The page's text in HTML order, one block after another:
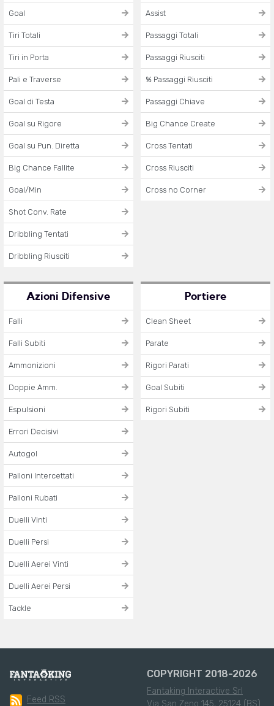
Goal
Tiri Totali
Tiri in Porta
Pali e Traverse
Goal di Testa
Goal su Rigore
Goal su Pun. Diretta
Big Chance Fallite
Goal/Min
Shot Conv. Rate
Dribbling Tentati
Dribbling Riusciti
Assist
Passaggi Totali
Passaggi Riusciti
% Passaggi Riusciti
Passaggi Chiave
Big Chance Create
Cross Tentati
Cross Riusciti
Cross no Corner
Azioni Difensive
Falli
Falli Subiti
Ammonizioni
Doppie Amm.
Espulsioni
Errori Decisivi
Autogol
Palloni Intercettati
Palloni Rubati
Duelli Vinti
Duelli Persi
Duelli Aerei Vinti
Duelli Aerei Persi
Tackle
Portiere
Clean Sheet
Parate
Rigori Parati
Goal Subiti
Rigori Subiti
Feed RSS
COPYRIGHT 2018-2026
Fantaking Interactive Srl